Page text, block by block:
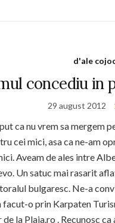
d'ale
concediu in
29 august 2012
ca nu vrem sa mergem
cei mici, asa ca ne-am
Aveam de ales intre
Un satuc mai rasarit
bulgaresc. Ne-a
facut-o prin Karpaten
la Plaja.ro . Recunosc